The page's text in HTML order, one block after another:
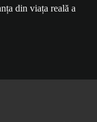
din viața reală a